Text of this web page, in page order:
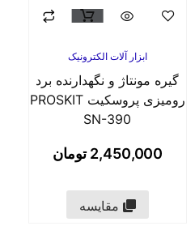
ابزار آلات الکترونیک
گیره مونتاژ و نگهدارنده برد
رومیزی پروسکیت PROSKIT
SN-390
2,450,000 تومان
مقایسه